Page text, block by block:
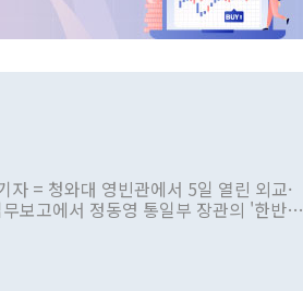
= 청와대 영빈관에서 5일 열린 외교·
보고에서 정동영 통일부 장관의 '한반도
않은 사안을 정책으로 추진하겠다고 공